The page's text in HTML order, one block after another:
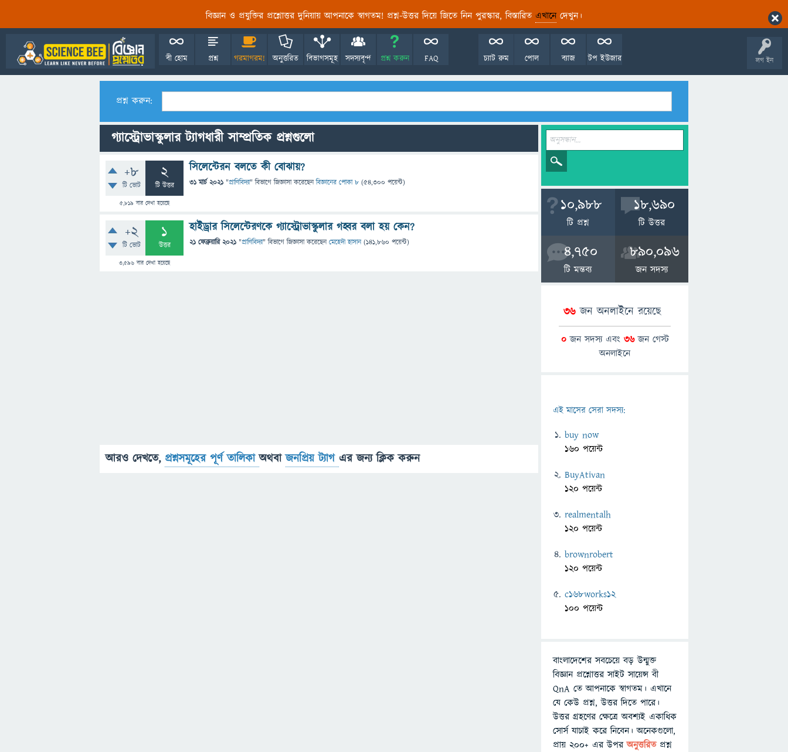
বিজ্ঞান ও প্রযুক্তির প্রশ্নোত্তর দুনিয়ায় আপনাকে স্বাগতম! প্রশ্ন-উত্তর দিয়ে জিতে নিন পুরস্কার, বিস্তারিত এখানেদেখুন।
লগ ইন
বী হোম প্রশ্ন গরমাগরম! অনুত্তরিত বিভাগসমূহ সদস্যবৃন্দ প্রশ্ন করুন FAQ টপ ইউজার
ব্যাজ
পোল
চ্যাট রুম
প্রশ্ন করুন:
গ্যাস্ট্রোভাস্কুলার ট্যাগধারী সাম্প্রতিক প্রশ্নগুলো
+8
টি ভোট
2
টি উত্তর
5,819 বার দেখা হয়েছে
সিলেন্টেরন বলতে কী বোঝায়?
31 মার্চ 2021 "প্রাণিবিদ্যা" বিভাগে জিজ্ঞাসাকরেছেনবিজ্ঞানের পোকা ৮ (54,300 পয়েন্ট)
+2
টি ভোট
1
উত্তর
3,596 বার দেখা হয়েছে
হাইড্রার সিলেন্টেরণকে গ্যাস্ট্রোভাস্কুলার গহ্বর বলা হয় কেন?
21 ফেব্রুয়ারি 2021 "প্রাণিবিদ্যা" বিভাগে জিজ্ঞাসাকরেছেনমেহেদী হাসান (141,860 পয়েন্ট)
আরও দেখতে, প্রশ্নসমূহের পূর্ণ তালিকাঅথবাজনপ্রিয় ট্যাগ এর জন্য ক্লিক করুন
10,988
টি প্রশ্ন
18,690
টি উত্তর
4,750
টি মন্তব্য
890,096
জন সদস্য
36 জন অনলাইনে রয়েছে
0জন সদস্য এবং 36জন গেস্ট
অনলাইনে
এই মাসের সেরা সদস্য:
buy now
160 পয়েন্ট
BuyAtivan
120 পয়েন্ট
realmentalh
120 পয়েন্ট
brownrobert
120 পয়েন্ট
c168works12
100 পয়েন্ট
বাংলাদেশের সবচেয়ে বড় উন্মুক্ত
বিজ্ঞান প্রশ্নোত্তর সাইট সায়েন্স বী
QnA তে আপনাকে স্বাগতম। এখানে
যে কেউ প্রশ্ন, উত্তর দিতে পারে।
উত্তর গ্রহণের ক্ষেত্রে অবশ্যই একাধিক
সোর্স যাচাই করে নিবেন। অনেকগুলো,
প্রায় ২০০+ এর উপরঅনুত্তরিতপ্রশ্ন